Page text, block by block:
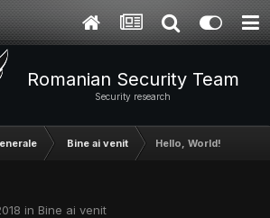
Romanian Security Team
Security research
Bine ai venit Hello, World!
in Bine ai venit